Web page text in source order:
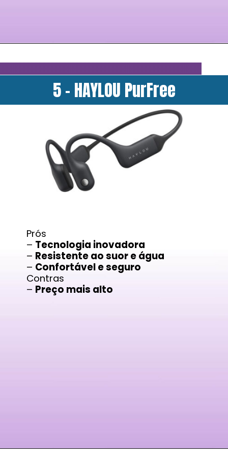
5 - HAYLOU PurFree
Prós
– Tecnologia inovadora
– Resistente ao suor e água
– Confortável e seguro
Contras
– Preço mais alto